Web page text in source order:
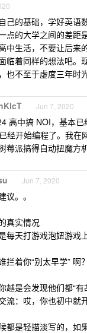
己的基础，学好英语
点的大学之间的差距
中生活，不要让后来
临着同样的想法吧。
也不至于虚度三年时
Jun 7, 2020
高中搞 NOI，基本
经开始编程了。我在
莓派搞得自动扭魔方
Jun 7, 2020
议。。
真实情况
每天打游戏泡妞游戏
着你“别太早学” 啊？
越是会发现他们都“有
流：哎，你也初中就
都是轻描淡写的，如